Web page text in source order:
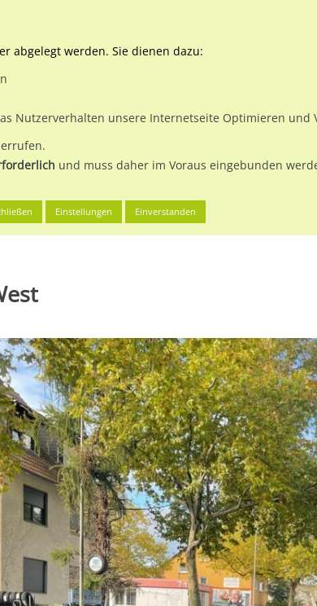
Plakatwerbung
Lärchenstr. 71 quer RS
abgelegt werden. Sie dienen dazu:
Nutzerverhalten unsere Internetseite Optimieren und
und muss daher im Voraus eingebunden
Einstellungen Einverstanden